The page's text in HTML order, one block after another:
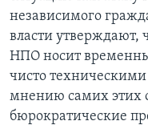
Языки
независимого
власти утверждают,
НПО носит
чисто
мнению самих этих
бюрократические